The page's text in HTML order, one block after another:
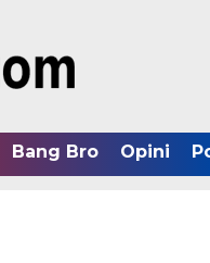
Bang Bro Opini